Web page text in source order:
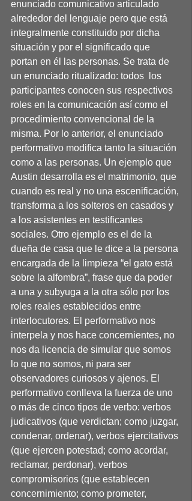
enunciado comunicativo articulado
alrededor del lenguaje pero que está
integralmente constituido por dicha
situación y por el significado que
portan en él las personas. Se trata de
un enunciado ritualizado: todos  los
participantes conocen sus respectivos
roles en la comunicación así como el
procedimiento convencional de la
misma. Por lo anterior, el enunciado
performativo modifica tanto la situación
como a las personas. Un ejemplo que
Austin desarrolla es el matrimonio, que
cuando es real y no una escenificación,
transforma a los solteros en casados y
a los asistentes en testificantes
sociales. Otro ejemplo es el de la
dueña de casa que le dice a la persona
encargada de la limpieza “el gato está
sobre la alfombra”, frase que da poder
a una y subyuga a la otra sólo por los
roles reales establecidos entre
interlocutores. El performativo nos
interpela y nos hace concernientes, no
nos da licencia de simular que somos
lo que no somos, ni para ser
observadores curiosos y ajenos. El
performativo conlleva la fuerza de uno
o más de cinco tipos de verbo: verbos
judicativos (que verdictan; como juzgar,
condenar, ordenar), verbos ejercitativos
(que ejercen potestad; como acordar,
reclamar, perdonar), verbos
compromisorios (que establecen
concernimiento; como prometer,